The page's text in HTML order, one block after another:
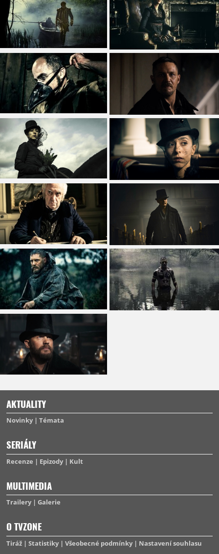
AKTUALITY
Novinky Témata
SERIÁLY
Recenze Epizody Kult
MULTIMEDIA
Trailery Galerie
O TVZONE
Tiráž Statistiky Všeobecné podmínky Nastavení souhlasu